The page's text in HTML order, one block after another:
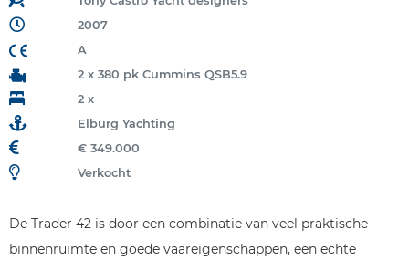
2007
A
2 x 380 pk Cummins QSB5.9
2 x
Elburg Yachting
€ 349.000
Verkocht
De Trader 42 is door een combinatie van veel praktische
binnenruimte en goede vaareigenschappen, een echte